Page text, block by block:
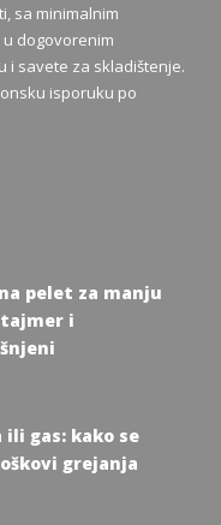
sa minimalnim
dogovorenim
i savete za skladištenje.
isporuku po
pelet za manju
i
gas: kako se
grejanja